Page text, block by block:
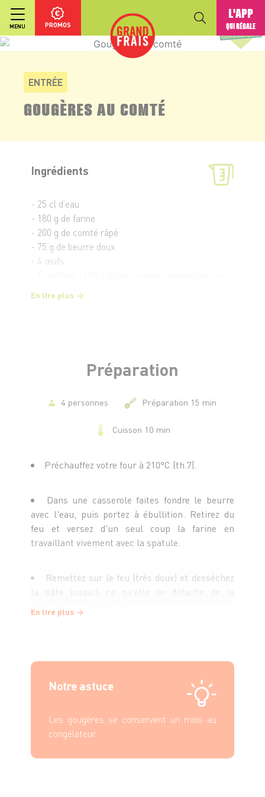
MENU PROMOS
L'APP
QUI RÉGALE
ENTRÉE
GOUGÈRES AU COMTÉ
Ingrédients
- 25 cl d’eau
- 180 g de farine
- 200 g de comté râpé
- 75 g de beurre doux
- 4 œufs
En lire plus
Préparation
4 personnes Préparation 15 min
Cuisson 10 min
Préchauffez votre four à 210°C (th.7).
Dans une casserole faites fondre le beurre
avec l'eau, puis portez à ébullition. Retirez du
feu et versez d'un seul coup la farine en
travaillant vivement avec la spatule.
Remettez sur le feu (très doux) et desséchez
la pâte jusqu'à ce qu'elle se détache de la
mélangez.
ajoutez un émincé d’olive noire (
100g) après incorporation du comté.
Mettez une feuille de papier de cuisson sur la
En lire plus
Notre astuce
Les gougères se conservent un mois au
congélateur.